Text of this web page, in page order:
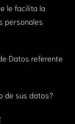
le facilita la
personales
Datos referente
de sus datos?